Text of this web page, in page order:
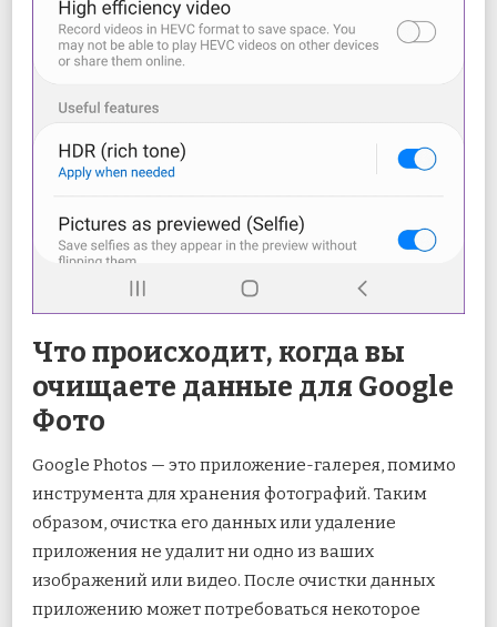
Что происходит, когда вы
очищаете данные для Google
Фото
Google Photos — это приложение-галерея, помимо
инструмента для хранения фотографий. Таким
образом, очистка его данных или удаление
приложения не удалит ни одно из ваших
изображений или видео. После очистки данных
приложению может потребоваться некоторое